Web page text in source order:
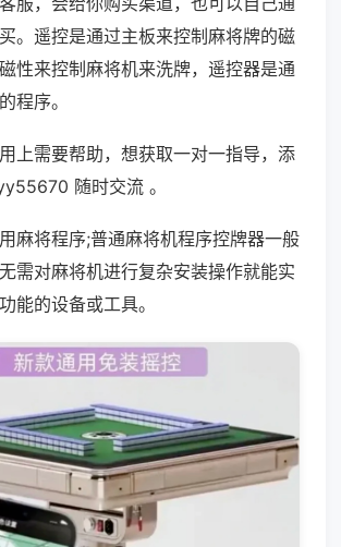
。遥控是通过主板来控制麻将牌的磁
性来控制麻将机来洗牌，遥控器是通
程序。
上需要帮助，想获取一对一指导，添
随时交流 。
麻将程序;普通麻将机程序控牌器一般
需对麻将机进行复杂安装操作就能实
能的设备或工具。